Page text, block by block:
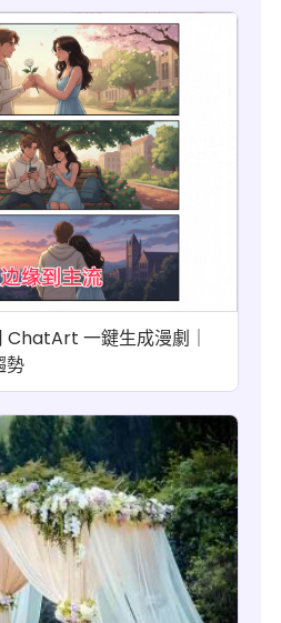
ChatArt 一鍵生成漫劇｜
勢